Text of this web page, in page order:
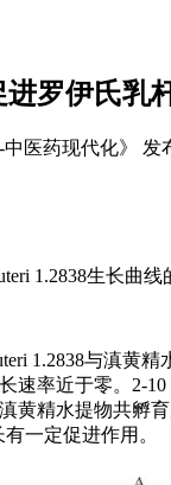
罗伊氏乳
医药现代化》 发
1.2838生长曲线
1.2838与滇黄
速率近于零。2-
黄精水提物共孵
一定促进作用。